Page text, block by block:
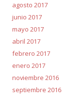
agosto 2017
junio 2017
mayo 2017
abril 2017
febrero 2017
enero 2017
noviembre 2016
septiembre 2016